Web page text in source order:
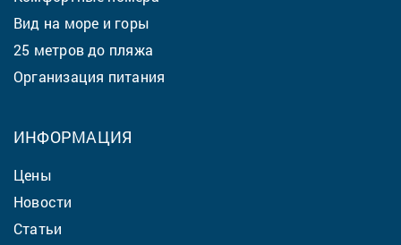
Вид на море и горы
25 метров до пляжа
Организация питания
ИНФОРМАЦИЯ
Цены
Новости
Статьи